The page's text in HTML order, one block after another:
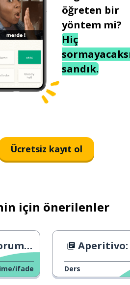
öğreten bir
yöntem mi?
Hiç
sandık.
Ücretsiz kayıt ol
için önerilenler
ifade
Aperitivo:
Ders